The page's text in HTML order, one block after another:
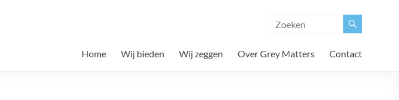
Home Wij bieden Wij zeggen Over Grey Matters Contact